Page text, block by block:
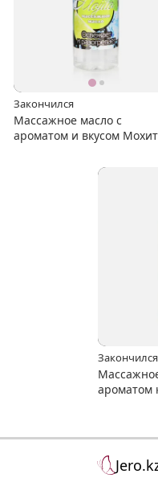
Закончился
Массажное масло с
ароматом и вкусом
Закончился
ароматом